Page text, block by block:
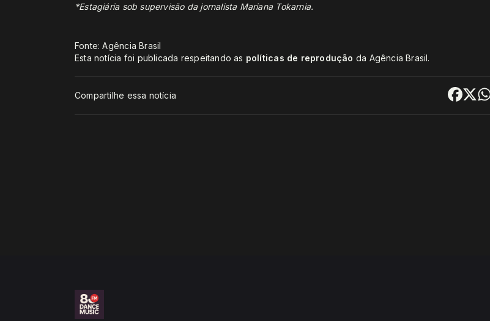
*Estagiária sob supervisão da jornalista Mariana Tokarnia.
Fonte: Agência Brasil
Esta notícia foi publicada respeitando as políticas de reprodução da Agência Brasil.
Compartilhe essa notícia